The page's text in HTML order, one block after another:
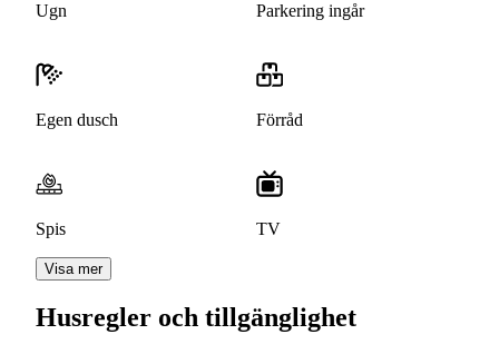
Ugn Parkering ingår
Egen dusch Förråd
Spis TV
Visa mer
Husregler och tillgänglighet